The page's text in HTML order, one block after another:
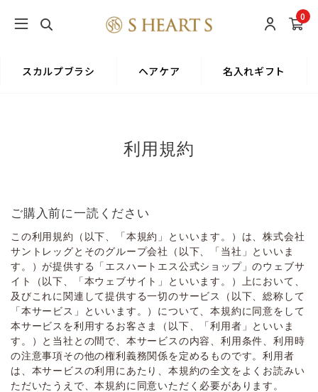
0
スカルプブラシ ヘアケア 名入れギフト
利用規約
ご購⼊前に⼀読ください
この利⽤規約（以下、「本規約」といいます。）は、株式会社
サントレッグとそのグループ会社（以下、「当社」といいま
す。）が提供する「エスハートエス公式ショップ」のウェブサ
イト（以下、「本ウェブサイト」といいます。）上において、
及びこれに関連して提供する⼀切のサービス（以下、総称して
「本サービス」といいます。）について、本規約に同意をして
本サービスを利⽤するお客さま（以下、「利⽤者」といいま
す。）と当社との間で、本サービスの内容、利⽤条件、利⽤時
の注意事項その他の権利義務関係を定めるものです。利⽤者
は、本サービスの利⽤にあたり、本規約の全⽂をよくお読みい
ただいたうえで、本規約に同意いただく必要があります。